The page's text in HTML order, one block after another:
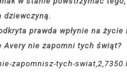
dziewczyną.
prawda wpłynie na życie
Avery nie zapomni tych świąt?
zapomnisz-tych-